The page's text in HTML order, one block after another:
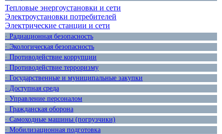
Тепловые энергоустановки и сети
Электроустановки потребителей
Электрические станции и сети
· Радиационная безопасность
· Экологическая безопасность
· Противодействие коррупции
· Противодействие терроризму
· Государственные и муниципальные закупки
· Доступная среда
· Управление персоналом
· Гражданская оборона
· Самоходные машины (погрузчики)
· Мобилизационная подготовка